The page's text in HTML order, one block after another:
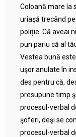
Coloană mare la
uriașă trecând
poliție. Că aveai
pun pariu că al
Vestea bună
uşor anulate în
des pentru că,
presupune timp
procesul-verbal
şoferi, deşi se
procesul-verbal